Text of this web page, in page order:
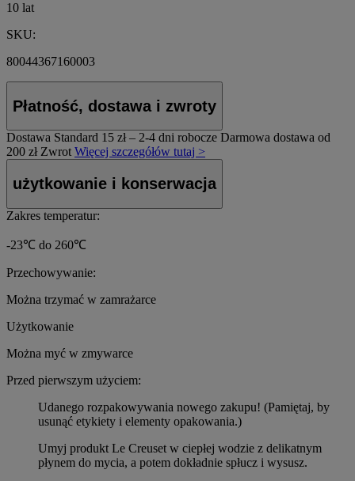
10 lat
SKU:
80044367160003
Płatność, dostawa i zwroty
Dostawa Standard 15 zł – 2-4 dni robocze Darmowa dostawa od
200 zł Zwrot Więcej szczegółów tutaj >
użytkowanie i konserwacja
Zakres temperatur:
-23℃ do 260℃
Przechowywanie:
Można trzymać w zamrażarce
Użytkowanie
Można myć w zmywarce
Przed pierwszym użyciem:
Udanego rozpakowywania nowego zakupu! (Pamiętaj, by
usunąć etykiety i elementy opakowania.)
Umyj produkt Le Creuset w ciepłej wodzie z delikatnym
płynem do mycia, a potem dokładnie spłucz i wysusz.